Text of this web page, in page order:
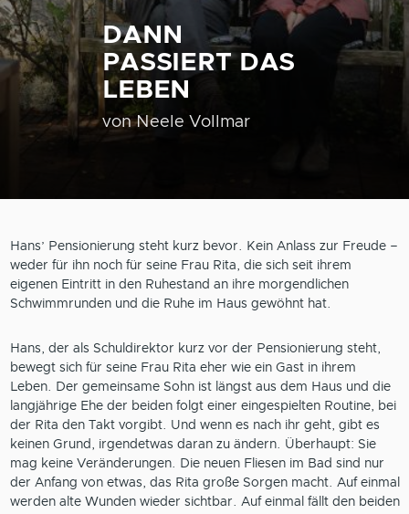
DANN
PASSIERT DAS
LEBEN
vonNeele Vollmar
Hans’ Pensionierung steht kurz bevor. Kein Anlass zur Freude –
weder für ihn noch für seine Frau Rita, die sich seit ihrem
eigenen Eintritt in den Ruhestand an ihre morgendlichen
Schwimmrunden und die Ruhe im Haus gewöhnt hat.
Hans, der als Schuldirektor kurz vor der Pensionierung steht,
bewegt sich für seine Frau Rita eher wie ein Gast in ihrem
Leben. Der gemeinsame Sohn ist längst aus dem Haus und die
langjährige Ehe der beiden folgt einer eingespielten Routine, bei
der Rita den Takt vorgibt. Und wenn es nach ihr geht, gibt es
keinen Grund, irgendetwas daran zu ändern. Überhaupt: Sie
mag keine Veränderungen. Die neuen Fliesen im Bad sind nur
der Anfang von etwas, das Rita große Sorgen macht. Auf einmal
werden alte Wunden wieder sichtbar. Auf einmal fällt den beiden